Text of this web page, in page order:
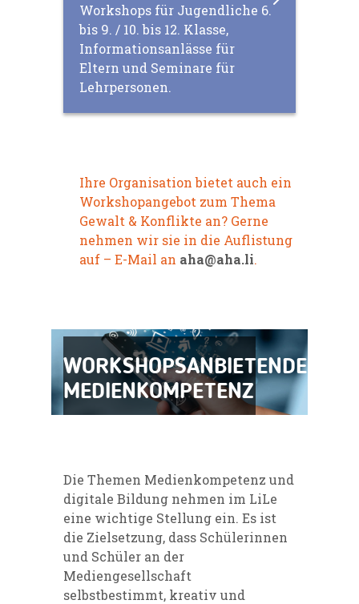
Workshops für Jugendliche 6.
bis 9. / 10. bis 12. Klasse,
Informationsanlässe für
Eltern und Seminare für
Lehrpersonen.
Ihre Organisation bietet auch ein
Workshopangebot zum Thema
Gewalt & Konflikte an? Gerne
nehmen wir sie in die Auflistung
auf – E-Mail an aha@aha.li.
WORKSHOPSANBIETENDE:
MEDIENKOMPETENZ
Die Themen Medienkompetenz und
digitale Bildung nehmen im LiLe
eine wichtige Stellung ein. Es ist
die Zielsetzung, dass Schülerinnen
und Schüler an der
Mediengesellschaft
selbstbestimmt, kreativ und